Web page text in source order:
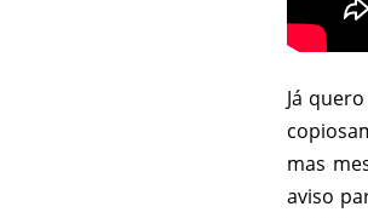
Já
mas
aviso